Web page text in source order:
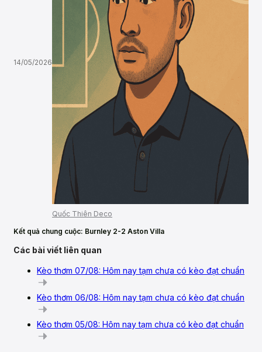
14/05/2026
Quốc Thiên Deco
Kết quả chung cuộc: Burnley 2-2 Aston Villa
Các bài viết liên quan
Kèo thơm 07/08: Hôm nay tạm chưa có kèo đạt chuẩn
Kèo thơm 06/08: Hôm nay tạm chưa có kèo đạt chuẩn
Kèo thơm 05/08: Hôm nay tạm chưa có kèo đạt chuẩn